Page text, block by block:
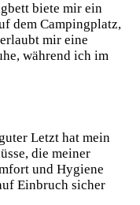
biete mir ein
dem Campingplatz,
mir eine
während ich im
Letzt hat mein
die meiner
und Hygiene
Einbruch sicher